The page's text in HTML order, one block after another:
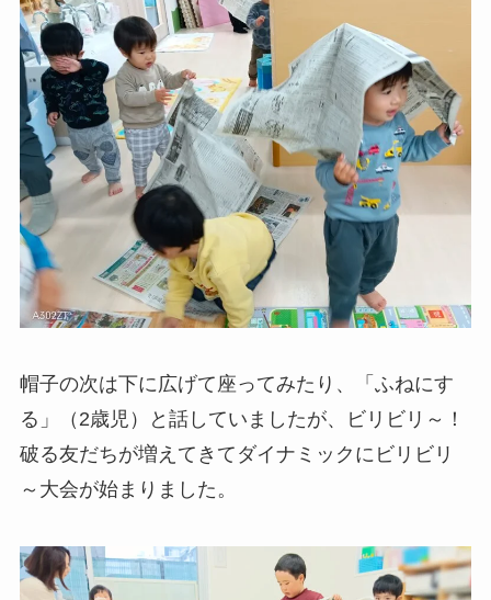
帽子の次は下に広げて座ってみたり、「ふねにす
る」（2歳児）と話していましたが、ビリビリ～！
破る友だちが増えてきてダイナミックにビリビリ
～大会が始まりました。